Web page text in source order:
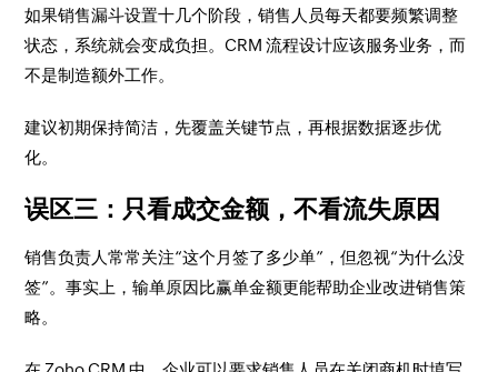
如果销售漏斗设置十几个阶段，销售人员每天都要频繁调整
状态，系统就会变成负担。CRM 流程设计应该服务业务，而
不是制造额外工作。
建议初期保持简洁，先覆盖关键节点，再根据数据逐步优
化。
误区三：只看成交金额，不看流失原因
销售负责人常常关注“这个月签了多少单”，但忽视“为什么没
签”。事实上，输单原因比赢单金额更能帮助企业改进销售策
略。